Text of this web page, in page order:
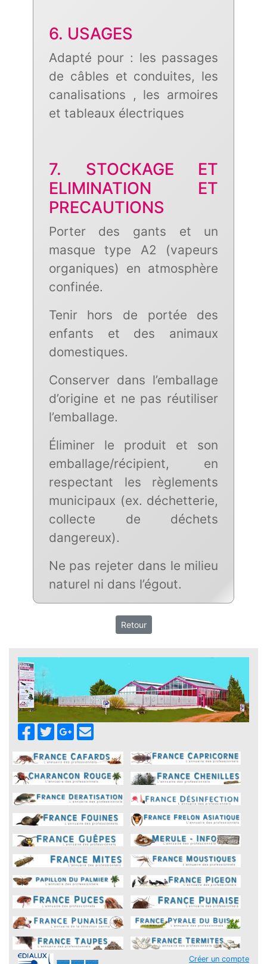
6. USAGES
Adapté pour : les passages
de câbles et conduites, les
canalisations , les armoires
et tableaux électriques
7. STOCKAGE ET
ELIMINATION ET
PRECAUTIONS
Porter des gants et un
masque type A2 (vapeurs
organiques) en atmosphère
confinée.
Tenir hors de portée des
enfants et des animaux
domestiques.
Conserver dans l’emballage
d’origine et ne pas réutiliser
l’emballage.
Éliminer le produit et son
emballage/récipient, en
respectant les règlements
municipaux (ex. déchetterie,
collecte de déchets
dangereux).
Ne pas rejeter dans le milieu
naturel ni dans l’égout.
Retour
Créer un compte